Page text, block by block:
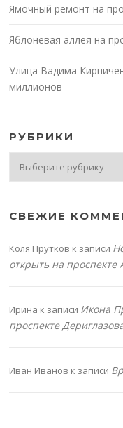
Ямочный ремонт на
Яблоневая аллея на
Улица Вадима
миллионов
РУБРИКИ
СВЕЖИЕ
Коля Прутков к записи
открыть на проспекте
Ирина к записи Икона
проспекте
Иван Иванов к записи